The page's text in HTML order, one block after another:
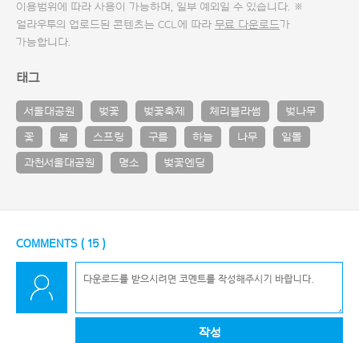
이용범위에 따라 사용이 가능하며, 일부 예외일 수 있습니다. ※
얼라우투의 업로드된 콘텐츠는 CCL에 따라 무료 다운로드가
가능합니다.
태그
서울대공원 벚꽃 벚꽃축제 체리블라썸 벚나무
꽃 봄 스프링 구름 하늘 나무 일몰
과천서울대공원 명소 벚꽃엔딩
COMMENTS ( 15)
작성